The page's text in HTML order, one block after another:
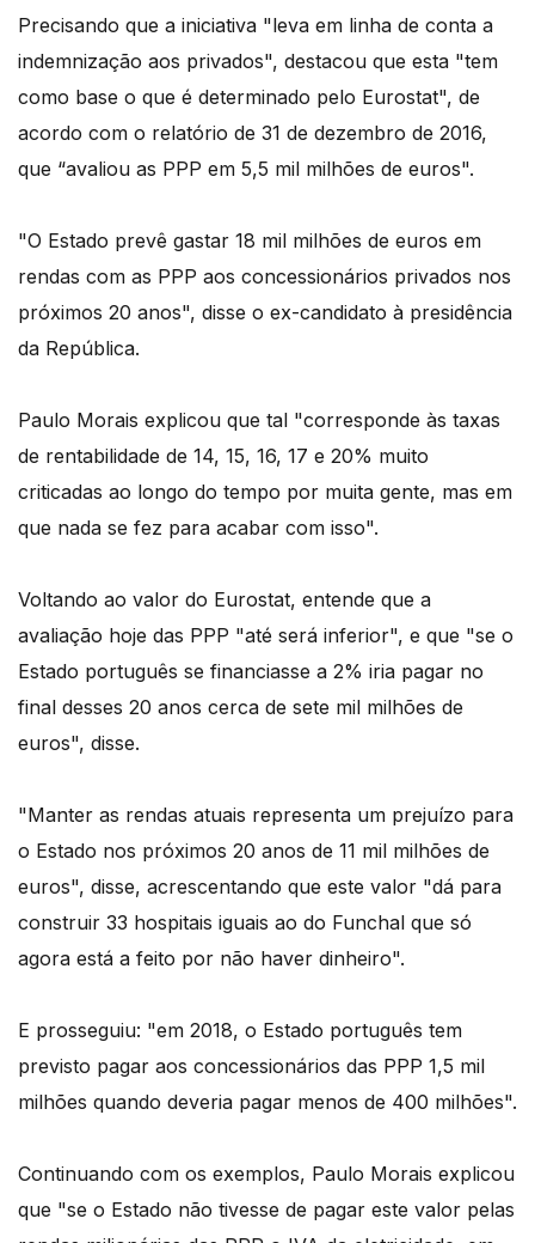
Precisando que a iniciativa "leva em linha de conta a
indemnização aos privados", destacou que esta "tem
como base o que é determinado pelo Eurostat", de
acordo com o relatório de 31 de dezembro de 2016,
que “avaliou as PPP em 5,5 mil milhões de euros".
"O Estado prevê gastar 18 mil milhões de euros em
rendas com as PPP aos concessionários privados nos
próximos 20 anos", disse o ex-candidato à presidência
da República.
Paulo Morais explicou que tal "corresponde às taxas
de rentabilidade de 14, 15, 16, 17 e 20% muito
criticadas ao longo do tempo por muita gente, mas em
que nada se fez para acabar com isso".
Voltando ao valor do Eurostat, entende que a
avaliação hoje das PPP "até será inferior", e que "se o
Estado português se financiasse a 2% iria pagar no
final desses 20 anos cerca de sete mil milhões de
euros", disse.
"Manter as rendas atuais representa um prejuízo para
o Estado nos próximos 20 anos de 11 mil milhões de
euros", disse, acrescentando que este valor "dá para
construir 33 hospitais iguais ao do Funchal que só
agora está a feito por não haver dinheiro".
E prosseguiu: "em 2018, o Estado português tem
previsto pagar aos concessionários das PPP 1,5 mil
milhões quando deveria pagar menos de 400 milhões".
Continuando com os exemplos, Paulo Morais explicou
que "se o Estado não tivesse de pagar este valor pelas